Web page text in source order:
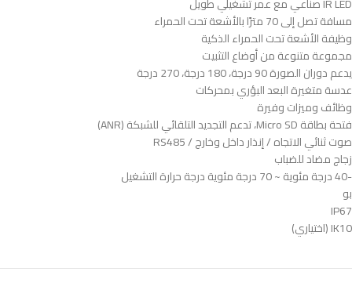
مسافة تصل إلى 70 مترًا بالأشعة تحت الحمراء
وظيفة الأشعة تحت الحمراء الذكية
مجموعة متنوعة من أوضاع التثبيت
يدعم دوران الصورة 90 درجة، 180 درجة، 270 درجة
عدسة متغيرة البعد البؤري بمحركات
وظائف وميزات وفيرة
فتحة بطاقة Micro SD، تدعم التجديد التلقائي للشبكة (ANR)
صوت ثنائي الاتجاه / إنذار داخل وخارج / RS485
زجاج مضاد للضباب
-40 درجة مئوية ~ 70 درجة مئوية درجة حرارة التشغيل
بو
IP67
IK10 (اختياري)